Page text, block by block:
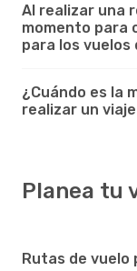
Al realizar una
momento para
para los vuelos
¿Cuándo es la
realizar un
Planea tu
Rutas de vuelo